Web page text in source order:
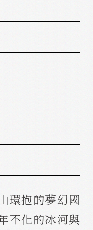
環抱的夢幻國
不化的冰河與